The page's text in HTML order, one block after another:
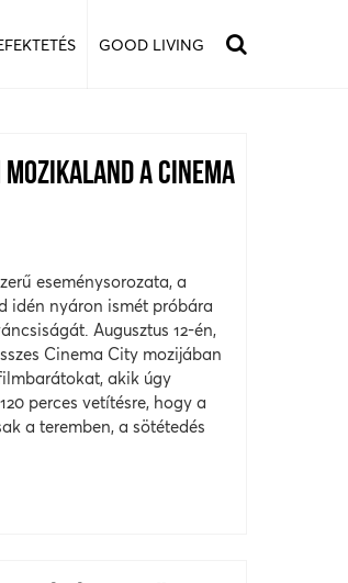
GOOD LIVING
MOZIKALAND A CINEMA
eseménysorozata, a
idén nyáron ismét próbára
Augusztus 12-én,
Cinema City mozijában
akik úgy
perces vetítésre, hogy a
a teremben, a sötétedés